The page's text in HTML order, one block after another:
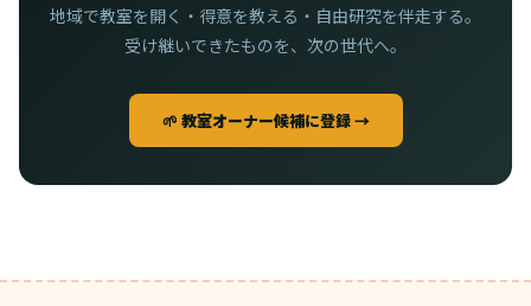
地域で教室を開く・得意を教える・自由研究を伴走する。
受け継いできたものを、次の世代へ。
🌱 教室オーナー候補に登録 →